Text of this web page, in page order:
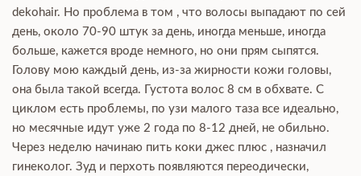
dekohair. Но проблема в том , что волосы выпадают по сей
день, около 70-90 штук за день, иногда меньше, иногда
больше, кажется вроде немного, но они прям сыпятся.
Голову мою каждый день, из-за жирности кожи головы,
она была такой всегда. Густота волос 8 см в обхвате. С
циклом есть проблемы, по узи малого таза все идеально,
но месячные идут уже 2 года по 8-12 дней, не обильно.
Через неделю начинаю пить коки джес плюс , назначил
гинеколог. Зуд и перхоть появляются переодически,